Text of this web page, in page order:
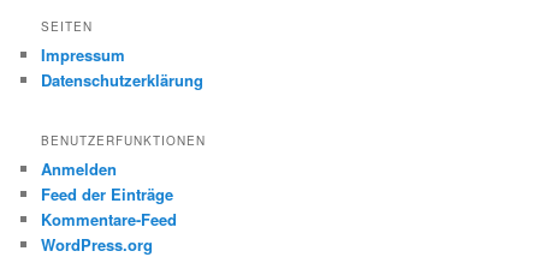
h
n
SEITEN
Impressum
Datenschutzerklärung
BENUTZERFUNKTIONEN
Anmelden
Feed der Einträge
Kommentare-Feed
WordPress.org